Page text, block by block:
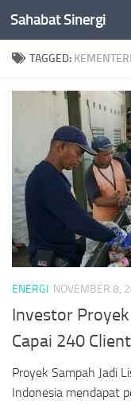
Skip to content
Sahabat Sinergi
TAGGED:
ENERGI NOVEMBER 8,
Investor
Capai 240
Proyek Sampah Jadi
Indonesia mendapat